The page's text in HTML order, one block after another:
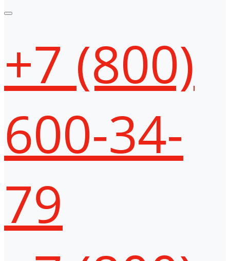
+7 (800)
600-34-
79